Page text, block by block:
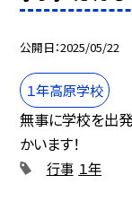
公開日 2025/05/22
１年高原学校
無事に学校を出発
かいます！
行事 １年